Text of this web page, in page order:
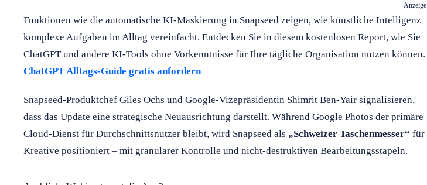
Anzeige
Funktionen wie die automatische KI-Maskierung in Snapseed zeigen, wie künstliche Intelligenz
komplexe Aufgaben im Alltag vereinfacht. Entdecken Sie in diesem kostenlosen Report, wie Sie
ChatGPT und andere KI-Tools ohne Vorkenntnisse für Ihre tägliche Organisation nutzen können.
ChatGPT Alltags-Guide gratis anfordern
Snapseed-Produktchef Giles Ochs und Google-Vizepräsidentin Shimrit Ben-Yair signalisieren,
dass das Update eine strategische Neuausrichtung darstellt. Während Google Photos der primäre
Cloud-Dienst für Durchschnittsnutzer bleibt, wird Snapseed als „Schweizer Taschenmesser“ für
Kreative positioniert – mit granularer Kontrolle und nicht-destruktiven Bearbeitungsstapeln.